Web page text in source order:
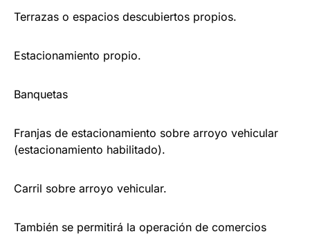
Terrazas o espacios descubiertos propios.
Estacionamiento propio.
Banquetas
Franjas de estacionamiento sobre arroyo vehicular
(estacionamiento habilitado).
Carril sobre arroyo vehicular.
También se permitirá la operación de comercios